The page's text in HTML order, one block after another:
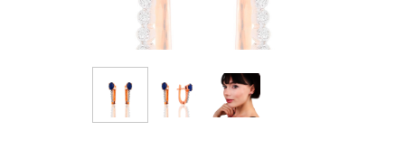
Бесплатная доставка